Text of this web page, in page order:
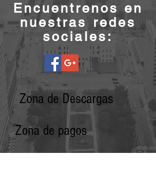
Encuentrenos en
nuestras redes
sociales:
Zona de Descargas
Zona de pagos